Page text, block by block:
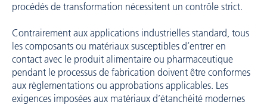
procédés de transformation nécessitent un contrôle strict.
Contrairement aux applications industrielles standard, tous
les composants ou matériaux susceptibles d’entrer en
contact avec le produit alimentaire ou pharmaceutique
pendant le processus de fabrication doivent être conformes
aux règlementations ou approbations applicables. Les
exigences imposées aux matériaux d’étanchéité modernes